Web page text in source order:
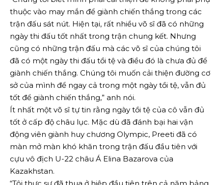
thuộc vào may mắn để giành chiến thắng trong các
trận đấu sát nút. Hiện tại, rất nhiều võ sĩ đã có những
ngày thi đấu tốt nhất trong trận chung kết. Nhưng
cũng có những trận đấu mà các võ sĩ của chúng tôi
đã có một ngày thi đấu tồi tệ và điều đó là chưa đủ để
giành chiến thắng. Chúng tôi muốn cải thiện đường cơ
sở của mình để ngay cả trong một ngày tồi tệ, vẫn đủ
tốt để giành chiến thắng,” anh nói.
Ít nhất một võ sĩ tự tin rằng ngày tồi tệ của cô vẫn đủ
tốt ở cấp độ châu lục. Mặc dù đã đánh bại hai vận
động viên giành huy chương Olympic, Preeti đã có
màn mở màn khó khăn trong trận đấu đầu tiên với
cựu vô địch U-22 châu Á Elina Bazarova của
Kazakhstan.
“Tôi thực sự đã thua ở hiệp đầu tiên trên cả năm bảng